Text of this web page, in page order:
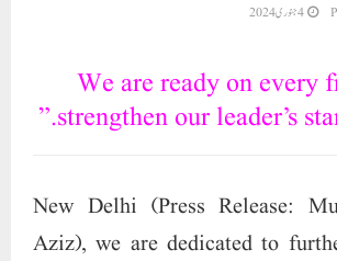
4 جنوری 2024
“We are ready on every
strengthen our leader’s
New Delhi (Press Release:
Aziz), we are dedicated to